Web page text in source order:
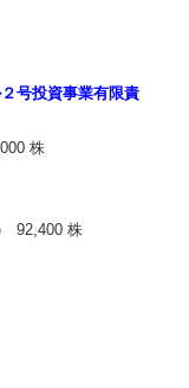
号投資事業有限責
株
92,400 株